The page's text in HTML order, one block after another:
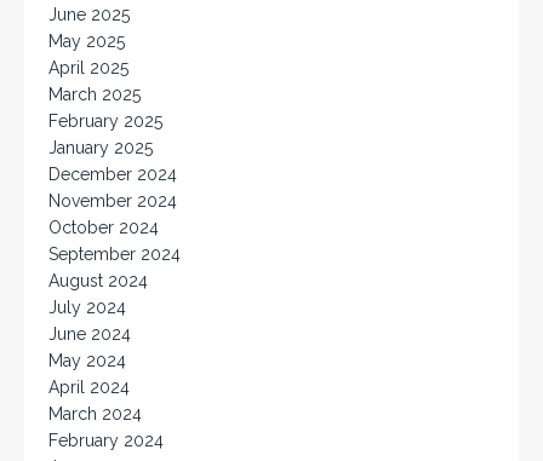
June 2025
May 2025
April 2025
March 2025
February 2025
January 2025
December 2024
November 2024
October 2024
September 2024
August 2024
July 2024
June 2024
May 2024
April 2024
March 2024
February 2024